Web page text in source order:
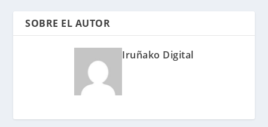
SOBRE EL AUTOR
Iruñako Digital